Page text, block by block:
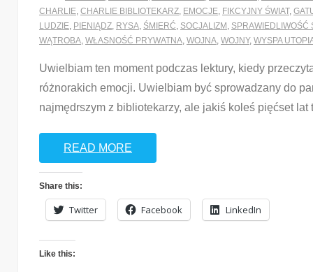
CHARLIE, CHARLIE BIBLIOTEKARZ, EMOCJE, FIKCYJNY ŚWIAT,
LUDZIE, PIENIĄDZ, RYSA, ŚMIERĆ, SOCJALIZM , SPRAWIEDLIWOŚĆ
WĄTROBA, WŁASNOŚĆ PRYWATNA, WOJNA, WOJNY, WYSPA
Uwielbiam ten moment podczas lektury, kiedy
różnorakich emocji. Uwielbiam być sprowadzany do
najmędrszym z bibliotekarzy, ale jakiś koleś pięćset lat
READ MORE
Share this:
Twitter Facebook LinkedIn
Like this: